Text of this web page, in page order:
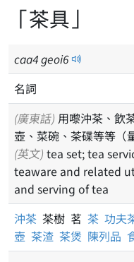
「茶具」
caa4geoi6
名詞
(廣東話) 用嚟沖茶、飲
壺、菜碗、茶碟等等（
(英文) tea set; tea
teaware and related
and serving of tea
沖茶 茶樹 茗 茶 功夫
壺 茶渣 茶煲 陳列品